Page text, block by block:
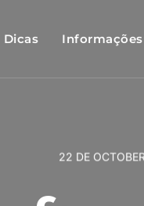
Dicas Informações
22 DE